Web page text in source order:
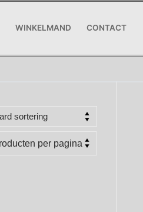
WINKELMAND CONTACT